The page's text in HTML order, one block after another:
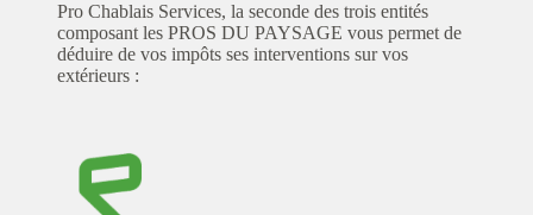
Pro Chablais Services, la seconde des trois entités
composant les PROS DU PAYSAGE vous permet de
déduire de vos impôts ses interventions sur vos
extérieurs :